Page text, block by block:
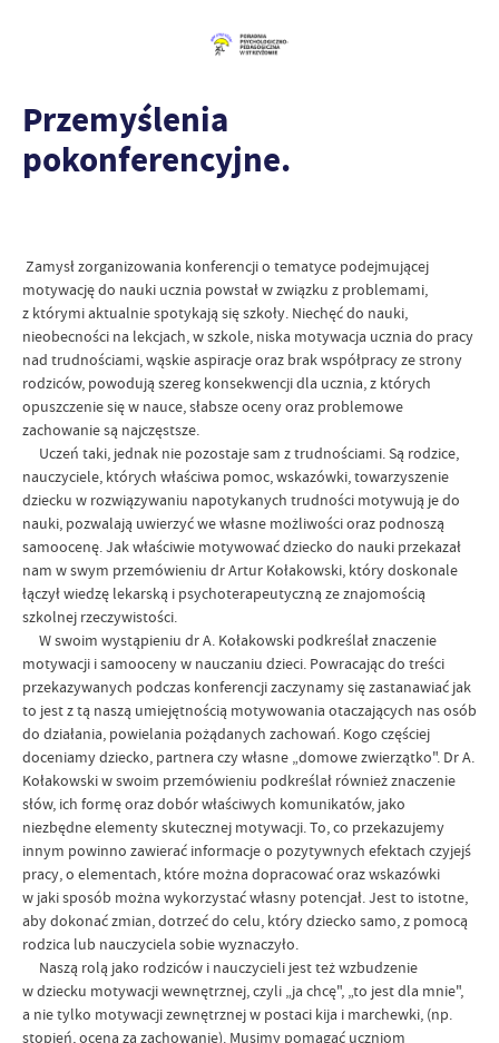
Przemyślenia
pokonferencyjne.
Zamysł zorganizowania konferencji o tematyce podejmującej
motywację do nauki ucznia powstał w związku z problemami,
z którymi aktualnie spotykają się szkoły. Niechęć do nauki,
nieobecności na lekcjach, w szkole, niska motywacja ucznia do pracy
nad trudnościami, wąskie aspiracje oraz brak współpracy ze strony
rodziców, powodują szereg konsekwencji dla ucznia, z których
opuszczenie się w nauce, słabsze oceny oraz problemowe
zachowanie są najczęstsze.
Uczeń taki, jednak nie pozostaje sam z trudnościami. Są rodzice,
nauczyciele, których właściwa pomoc, wskazówki, towarzyszenie
dziecku w rozwiązywaniu napotykanych trudności motywują je do
nauki, pozwalają uwierzyć we własne możliwości oraz podnoszą
samoocenę. Jak właściwie motywować dziecko do nauki przekazał
nam w swym przemówieniu dr Artur Kołakowski, który doskonale
łączył wiedzę lekarską i psychoterapeutyczną ze znajomością
szkolnej rzeczywistości.
W swoim wystąpieniu dr A. Kołakowski podkreślał znaczenie
motywacji i samooceny w nauczaniu dzieci. Powracając do treści
przekazywanych podczas konferencji zaczynamy się zastanawiać jak
to jest z tą naszą umiejętnością motywowania otaczających nas osób
do działania, powielania pożądanych zachowań. Kogo częściej
doceniamy dziecko, partnera czy własne „domowe zwierzątko". Dr A.
Kołakowski w swoim przemówieniu podkreślał również znaczenie
słów, ich formę oraz dobór właściwych komunikatów, jako
niezbędne elementy skutecznej motywacji. To, co przekazujemy
innym powinno zawierać informacje o pozytywnych efektach czyjejś
pracy, o elementach, które można dopracować oraz wskazówki
w jaki sposób można wykorzystać własny potencjał. Jest to istotne,
aby dokonać zmian, dotrzeć do celu, który dziecko samo, z pomocą
rodzica lub nauczyciela sobie wyznaczyło.
Naszą rolą jako rodziców i nauczycieli jest też wzbudzenie
w dziecku motywacji wewnętrznej, czyli „ja chcę", „to jest dla mnie",
a nie tylko motywacji zewnętrznej w postaci kija i marchewki, (np.
stopień, ocena za zachowanie). Musimy pomagać uczniom